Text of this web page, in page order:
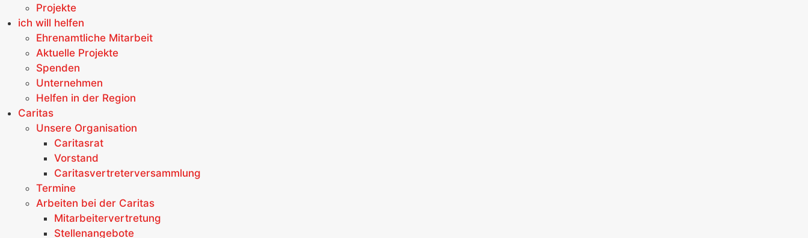
Projekte
ich will helfen
Ehrenamtliche Mitarbeit
Aktuelle Projekte
Spenden
Unternehmen
Helfen in der Region
Caritas
Unsere Organisation
Caritasrat
Vorstand
Caritasvertreterversammlung
Termine
Arbeiten bei der Caritas
Mitarbeitervertretung
Stellenangebote